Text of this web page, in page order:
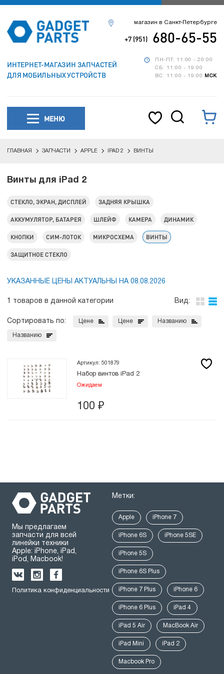
ИНТЕРНЕТ-МАГАЗИН ЗАПЧАСТЕЙ
ДЛЯ МОБИЛЬНЫХ УСТРОЙСТВ
ПН-ПТ: 11:00 - 20:00
СБ: 11:00 - 19:00
ВС: 11:00 - 19:00
МСК
магазин в Санкт-Петербурге
+7 (951) 680-65-55
МЕНЮ
ГЛАВНАЯ ЗАПЧАСТИ APPLE IPAD 2 ВИНТЫ
Винты для iPad 2
СТЕКЛО, ЭКРАН, ДИСПЛЕЙ ЗАДНЯЯ КРЫШКА
АККУМУЛЯТОР, БАТАРЕЯ ШЛЕЙФ КАМЕРА ДИНАМИК
КНОПКИ СИМ-ЛОТОК МИКРОСХЕМА ВИНТЫ
ЗАЩИТНОЕ СТЕКЛО
УКАЗАННЫЕ ЦЕНЫ АКТУАЛЬНЫ НА 08.08.2026
1 товаров в данной категории Вид:
Сортировать по: Цене Цене Названию
Названию
Артикул: 501879
Набор винтов iPad 2
Ожидаем
100 ₽
Мы предлагаем
запчасти для всей
линейки техники
Apple: iPhone, iPad,
iPod, Macbook!
Политика конфиденциальности
Метки:
Apple iPhone 7
iPhone 6S iPhone 5SE
iPhone 5S
iPhone 6S Plus
iPhone 7 Plus iPhone 6
iPhone 6 Plus iPad 4
iPad 5 Air MacBook Air
iPad Mini iPad 2
Macbook Pro